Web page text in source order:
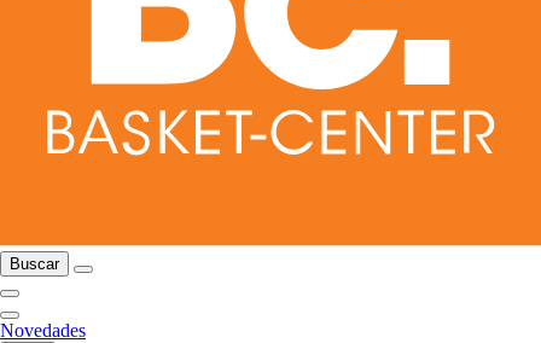
Buscar
Novedades